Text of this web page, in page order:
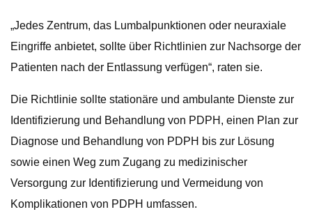
„Jedes Zentrum, das Lumbalpunktionen oder neuraxiale
Eingriffe anbietet, sollte über Richtlinien zur Nachsorge der
Patienten nach der Entlassung verfügen“, raten sie.
Die Richtlinie sollte stationäre und ambulante Dienste zur
Identifizierung und Behandlung von PDPH, einen Plan zur
Diagnose und Behandlung von PDPH bis zur Lösung
sowie einen Weg zum Zugang zu medizinischer
Versorgung zur Identifizierung und Vermeidung von
Komplikationen von PDPH umfassen.